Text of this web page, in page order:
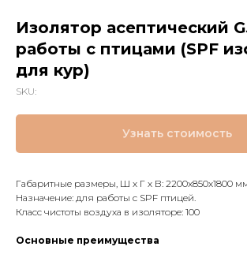
Изолятор асептический
работы с птицами (SPF
для кур)
SKU:
Узнать стоимость
Габаритные размеры, Ш х Г х В: 2200x850x1800
Назначение: для работы с SPF птицей.
Класс чистоты воздуха в изоляторе: 100
Основные преимущества